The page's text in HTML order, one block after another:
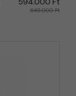
649.000 Ft